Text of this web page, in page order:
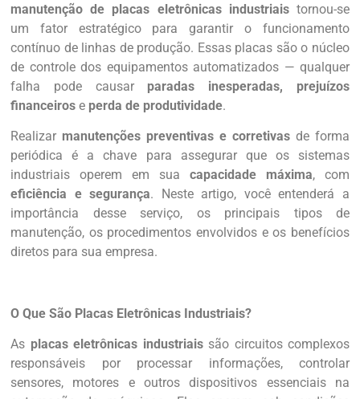
manutenção de placas eletrônicas industriaistornou-se
um fator estratégico para garantir o funcionamento
contínuo de linhas de produção. Essas placas são o núcleo
de controle dos equipamentos automatizados — qualquer
falha pode causar paradas inesperadas, prejuízos
financeiros e perda de produtividade.
Realizar manutenções preventivas e corretivas de forma
periódica é a chave para assegurar que os sistemas
industriais operem em sua capacidade máxima, com
eficiência e segurança. Neste artigo, você entenderá a
importância desse serviço, os principais tipos de
manutenção, os procedimentos envolvidos e os benefícios
diretos para sua empresa.
O Que São Placas Eletrônicas Industriais?
As placas eletrônicas industriaissão circuitos complexos
responsáveis por processar informações, controlar
sensores, motores e outros dispositivos essenciais na